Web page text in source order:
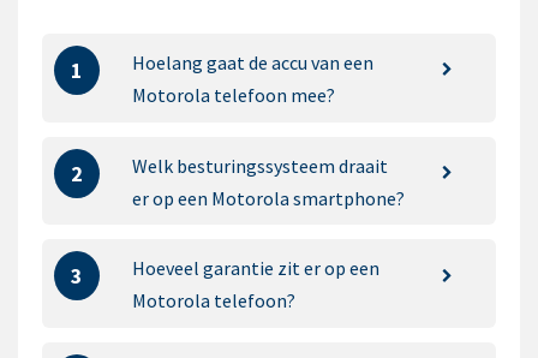
1
Hoelang gaat de accu van een
Motorola telefoon mee?
2
Welk besturingssysteem draait
er op een Motorola smartphone?
3
Hoeveel garantie zit er op een
Motorola telefoon?